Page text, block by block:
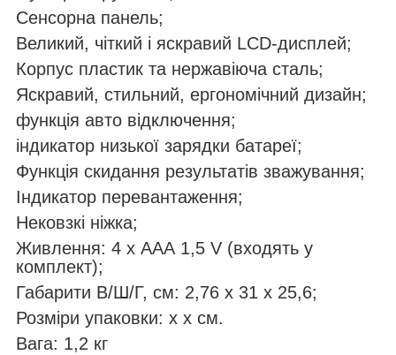
Сенсорна панель;
Великий, чіткий і яскравий LCD-дисплей;
Корпус пластик та нержавіюча сталь;
Яскравий, стильний, ергономічний дизайн;
функція авто відключення;
індикатор низької зарядки батареї;
Функція скидання результатів зважування;
Індикатор перевантаження;
Нековзкі ніжка;
Живлення: 4 х ААА 1,5 V (входять у
комплект);
Габарити В/Ш/Г, см: 2,76 х 31 х 25,6;
Розміри упаковки: х х см.
Вага: 1,2 кг